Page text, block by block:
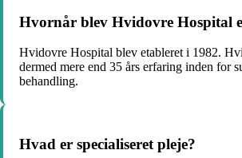
Hvornår blev Hvidovre Hospital
Hvidovre Hospital blev etableret i 1982.
dermed mere end 35 års erfaring inden for
behandling.
Hvad er specialiseret pleje?